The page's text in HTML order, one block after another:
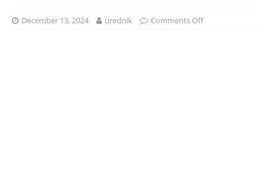
December 13, 2024 urednik Comments Off